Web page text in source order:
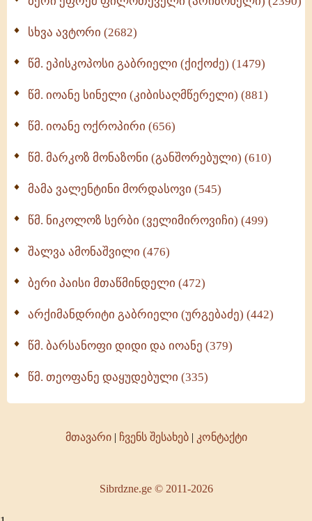
სულიერი ცხოვრების სახელმძღვანელო -
ნაწილი II (369)
სხვა ავტორი (2682)
წმ. ეპისკოპოსი გაბრიელი (ქიქოძე) (1479)
წმ. იოანე სინელი (კიბისაღმწერელი) (881)
წმ. იოანე ოქროპირი (656)
წმ. მარკოზ მონაზონი (განშორებული) (610)
მამა ვალენტინი მორდასოვი (545)
წმ. ნიკოლოზ სერბი (ველიმიროვიჩი) (499)
შალვა ამონაშვილი (476)
ბერი პაისი მთაწმინდელი (472)
არქიმანდრიტი გაბრიელი (ურგებაძე) (442)
წმ. ბარსანოფი დიდი და იოანე (379)
წმ. თეოფანე დაყუდებული (335)
მთავარი| ჩვენს შესახებ| კონტაქტი
Sibrdzne.ge © 2011-2026